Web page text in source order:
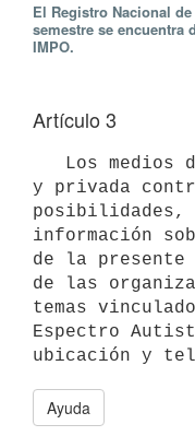
El Registro Nacional
semestre se encuentra
IMPO.
Artículo 3
y privada
información
de la presente
de las
temas
Espectro
ubicación y
Ayuda